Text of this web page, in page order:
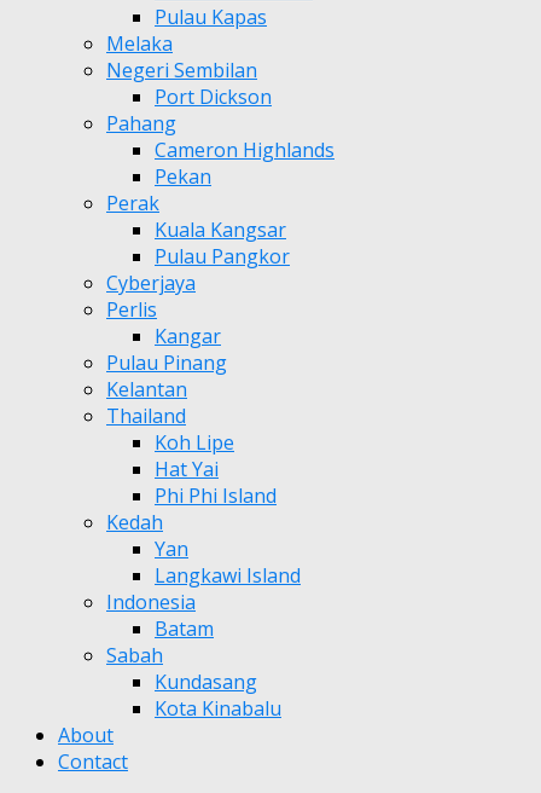
Pulau Kapas
Melaka
Negeri Sembilan
Port Dickson
Pahang
Cameron Highlands
Pekan
Perak
Kuala Kangsar
Pulau Pangkor
Cyberjaya
Perlis
Kangar
Pulau Pinang
Kelantan
Thailand
Koh Lipe
Hat Yai
Phi Phi Island
Kedah
Yan
Langkawi Island
Indonesia
Batam
Sabah
Kundasang
Kota Kinabalu
About
Contact